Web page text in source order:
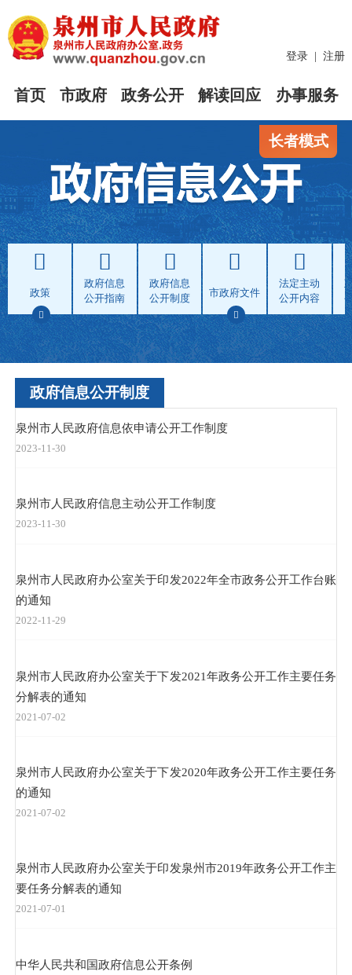
登录 注册
首页 市政府 政务公开 解读回应 办事服务
长者模式
政策
政府信息
公开指南
政府信息
公开制度
市政府文件
法定主动
公开内容
政府信息公开制度
泉州市人民政府信息依申请公开工作制度
2023-11-30
泉州市人民政府信息主动公开工作制度
2023-11-30
泉州市人民政府办公室关于印发2022年全市政务公开工作台账
的通知
2022-11-29
泉州市人民政府办公室关于下发2021年政务公开工作主要任务
分解表的通知
2021-07-02
泉州市人民政府办公室关于下发2020年政务公开工作主要任务
的通知
2021-07-02
泉州市人民政府办公室关于印发泉州市2019年政务公开工作主
要任务分解表的通知
2021-07-01
中华人民共和国政府信息公开条例